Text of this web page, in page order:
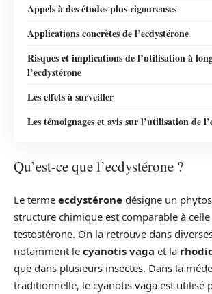
Appels à des études plus rigoureuses
Applications concrètes de l’ecdystérone
Risques et implications de l’utilisation à
l’ecdystérone
Les effets à surveiller
Les témoignages et avis sur l’utilisation de
Qu’est-ce que l’ecdystérone ?
Le terme ecdystérone désigne un
structure chimique est comparable à
testostérone. On la retrouve dans
notamment le cyanotis vaga et la
que dans plusieurs insectes. Dans la
traditionnelle, le cyanotis vaga est utilisé